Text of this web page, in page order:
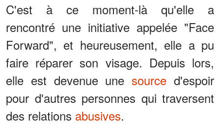
C'est à ce moment-là qu'elle a
rencontré une initiative appelée "Face
Forward", et heureusement, elle a pu
faire réparer son visage. Depuis lors,
elle est devenue une source d'espoir
pour d'autres personnes qui traversent
des relations abusives.